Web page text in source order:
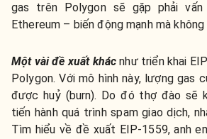
gas trên Polygon sẽ gặp phải
Ethereum – biến động mạnh mà
Một vài đề xuất khác như triển khai
Polygon. Với mô hình này, lượng gas
được huỷ (burn). Do đó thợ đào sẽ
tiến hành quá trình spam giao dịch,
Tìm hiểu về đề xuất EIP-1559, anh